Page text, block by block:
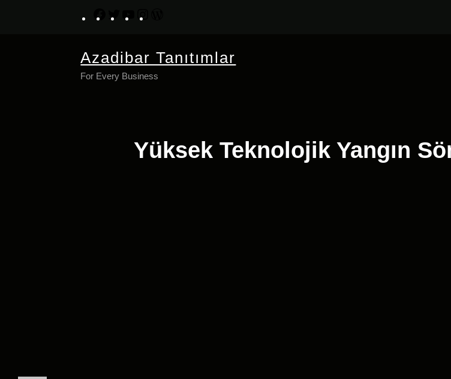
Facebook
TwitterYouTube
Azadibar Tanıtımlar
For Every Business
Yüksek Teknolojik Yangın